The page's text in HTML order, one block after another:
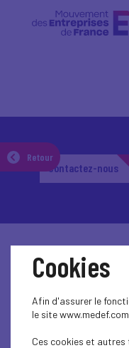
Retour
Contactez-nous
Cookies
Afin d'assurer le
le site
Ces cookies et autres